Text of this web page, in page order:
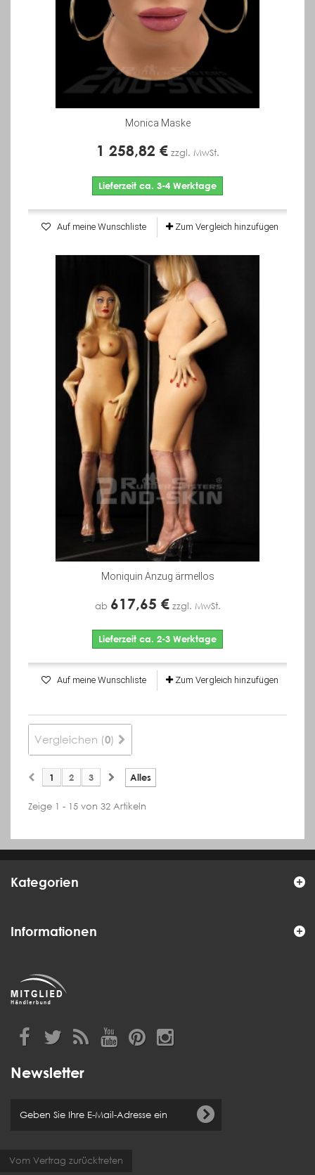
Monica Maske
1 258,82 € zzgl. MwSt.
Lieferzeit ca. 3-4 Werktage
Auf meine Wunschliste Zum Vergleich hinzufügen
Moniquin Anzug ärmellos
ab 617,65 € zzgl. MwSt.
Lieferzeit ca. 2-3 Werktage
Auf meine Wunschliste Zum Vergleich hinzufügen
Vergleichen (0)
Alles
1 2 3
Zeige 1 - 15 von 32 Artikeln
Kategorien
Informationen
Newsletter
Vom Vertrag zurücktreten